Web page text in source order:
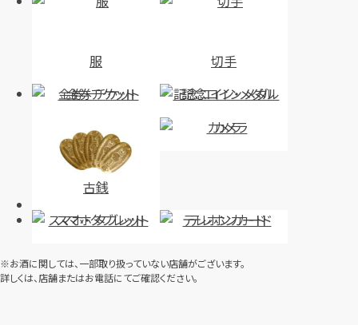
服
切手
金券・チケット
記念コイン・メダル
古銭
カメラ
スマホ・タブレット テレホンカード
※お酒に関しては、一部取り扱っていない店舗がございます。
詳しくは、店舗またはお電話にてご確認ください。